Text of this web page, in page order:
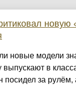
новую
новые модели
в
посидел за рулём,